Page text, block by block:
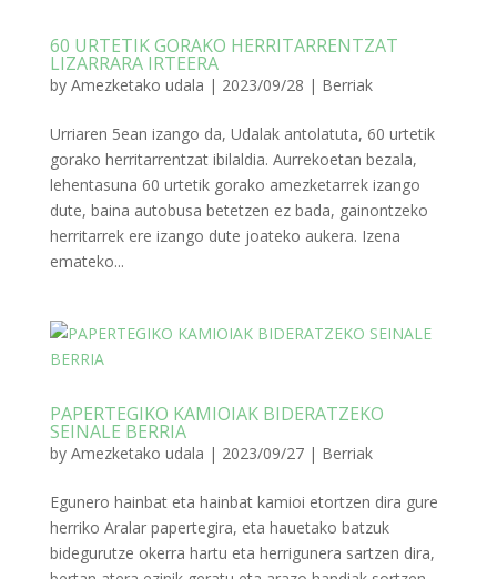
60 URTETIK GORAKO HERRITARRENTZAT
LIZARRARA IRTEERA
by Amezketako udala | 2023/09/28 | Berriak
Urriaren 5ean izango da, Udalak antolatuta, 60 urtetik
gorako herritarrentzat ibilaldia. Aurrekoetan bezala,
lehentasuna 60 urtetik gorako amezketarrek izango
dute, baina autobusa betetzen ez bada, gainontzeko
herritarrek ere izango dute joateko aukera. Izena
emateko...
PAPERTEGIKO KAMIOIAK BIDERATZEKO
SEINALE BERRIA
by Amezketako udala | 2023/09/27| Berriak
Egunero hainbat eta hainbat kamioi etortzen dira gure
herriko Aralar papertegira, eta hauetako batzuk
bidegurutze okerra hartu eta herrigunera sartzen dira,